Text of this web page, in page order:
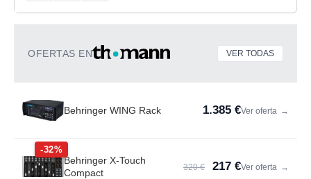
OFERTAS EN VER TODAS
Behringer WING Rack 1.385 €Ver oferta →
-32%
Behringer X-Touch
Compact
320 € 217 €Ver oferta →